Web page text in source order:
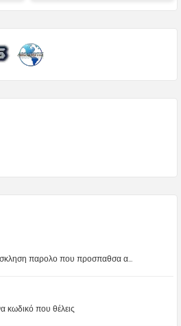
παρολο που προσπαθσα α...
κωδικό που θέλεις